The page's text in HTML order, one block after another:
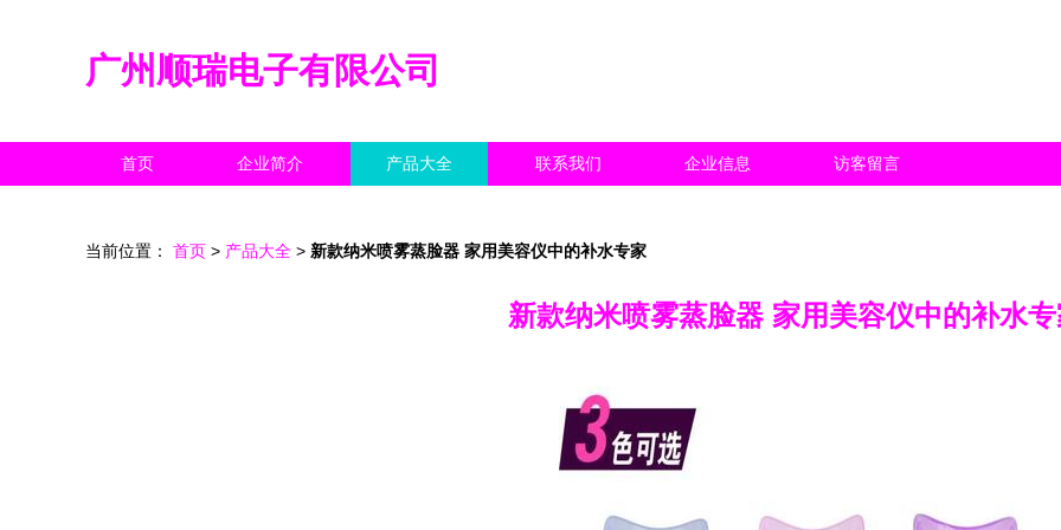
广州顺瑞电子有限公司
首页 企业简介 产品大全 联系我们 企业信息 访客留言
当前位置： 首页 > 产品大全 > 新款纳米喷雾蒸脸器 家用美容仪中的补水专家
新款纳米喷雾蒸脸器 家用美容仪中的补水